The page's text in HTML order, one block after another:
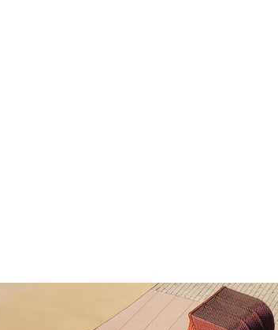
Öffnungszeiten